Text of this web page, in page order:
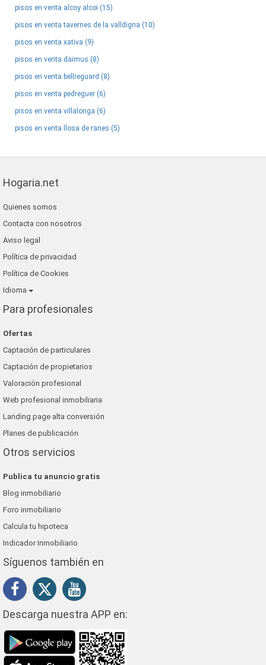
pisos en venta alcoy alcoi (15)
pisos en venta tavernes de la valldigna (10)
pisos en venta xativa (9)
pisos en venta daimus (8)
pisos en venta bellreguard (8)
pisos en venta pedreguer (6)
pisos en venta villalonga (6)
pisos en venta llosa de ranes (5)
Hogaria.net
Quienes somos
Contacta con nosotros
Aviso legal
Política de privacidad
Política de Cookies
Idioma
Para profesionales
Ofertas
Captación de particulares
Captación de propietarios
Valoración profesional
Web profesional inmobiliaria
Landing page alta conversión
Planes de publicación
Otros servicios
Publica tu anuncio gratis
Blog inmobiliario
Foro inmobiliario
Calcula tu hipoteca
Indicador Inmobiliario
Síguenos también en
Descarga nuestra APP en: